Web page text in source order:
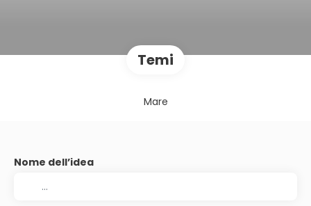
Temi
Mare
Nome dell’idea